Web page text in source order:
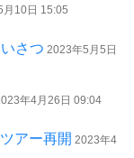
月10日 15:05
さつ 2023年5月5日
年4月26日 09:04
アー再開 2023年4